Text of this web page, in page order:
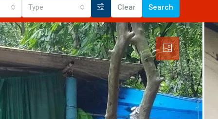
Type Clear Search